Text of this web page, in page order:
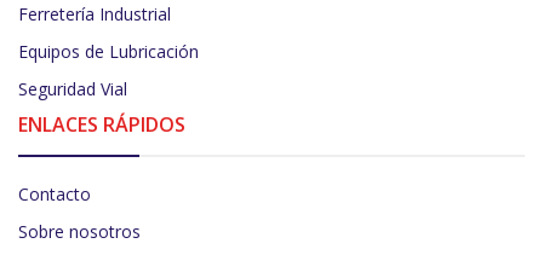
Ferretería Industrial
Equipos de Lubricación
Seguridad Vial
ENLACES RÁPIDOS
Contacto
Sobre nosotros